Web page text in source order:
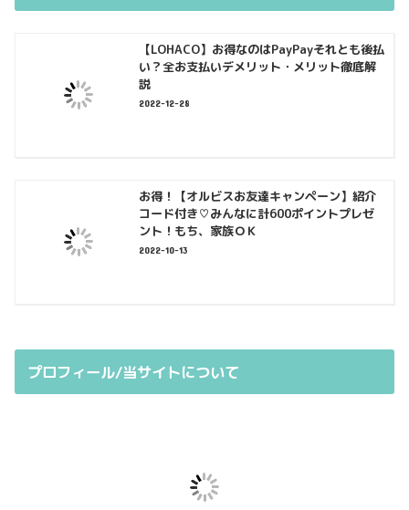
【LOHACO】お得なのはPayPayそれとも後払
い？全お支払いデメリット・メリット徹底解
説
2022-12-28
お得！【オルビスお友達キャンペーン】紹介
コード付き♡みんなに計600ポイントプレゼ
ント！もち、家族ＯＫ
2022-10-13
プロフィール/当サイトについて